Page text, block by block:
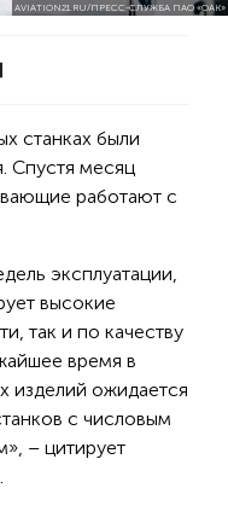
AVIATION21.RU/ПРЕСС-СЛУЖБА ПАО «ОАК»
станках были
Спустя месяц
работают с
эксплуатации,
высокие
так и по качеству
время в
изделий ожидается
с числовым
– цитирует